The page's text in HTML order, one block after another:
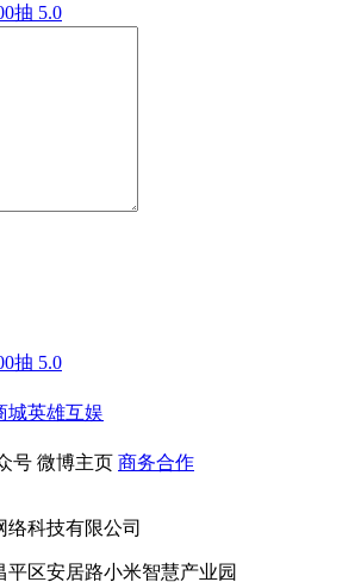
抽 5.0
抽 5.0
城英雄互娱
号 微博主页 商务合作
科技有限公司
区安居路小米智慧产业园